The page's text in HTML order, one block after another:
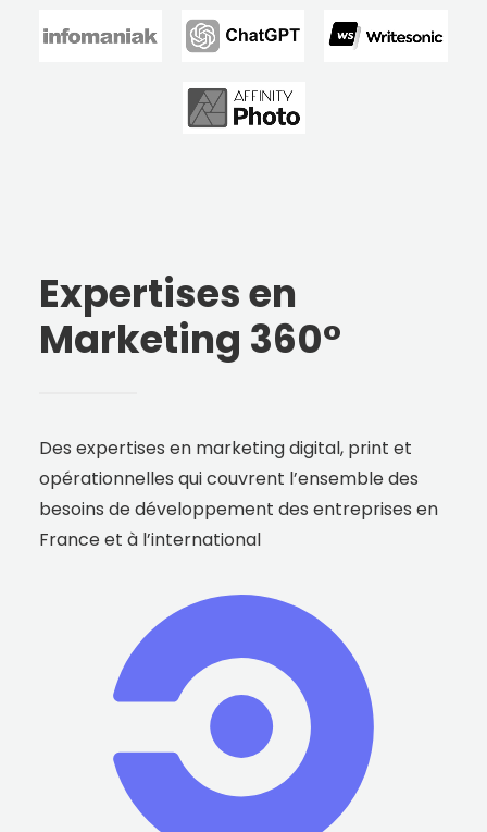
Expertises en
Marketing 360°
Des expertises en marketing digital, print et
opérationnelles qui couvrent l’ensemble des
besoins de développement des entreprises en
France et à l’international